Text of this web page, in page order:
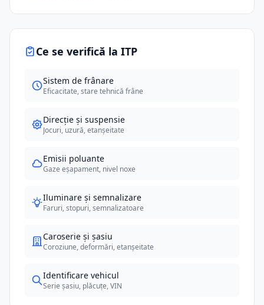
Ce se verifică la ITP
Sistem de frânare
Eficacitate, stare tehnică frâne
Direcție și suspensie
Jocuri, uzură, etanșeitate
Emisii poluante
Gaze eșapament, nivel noxe
Iluminare și semnalizare
Faruri, stopuri, semnalizatoare
Caroserie și șasiu
Coroziune, deformări, etanșeitate
Identificare vehicul
Serie șasiu, plăcuțe, VIN